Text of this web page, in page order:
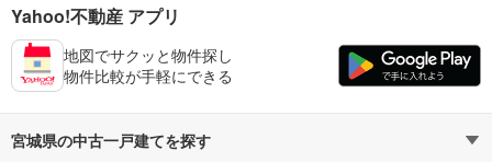
Yahoo!不動産 アプリ
地図でサクッと物件探し
物件比較が手軽にできる
宮城県の中古一戸建てを探す